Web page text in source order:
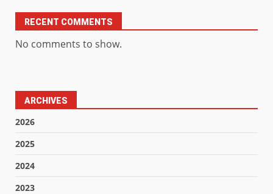
RECENT COMMENTS
No comments to show.
ARCHIVES
2026
2025
2024
2023